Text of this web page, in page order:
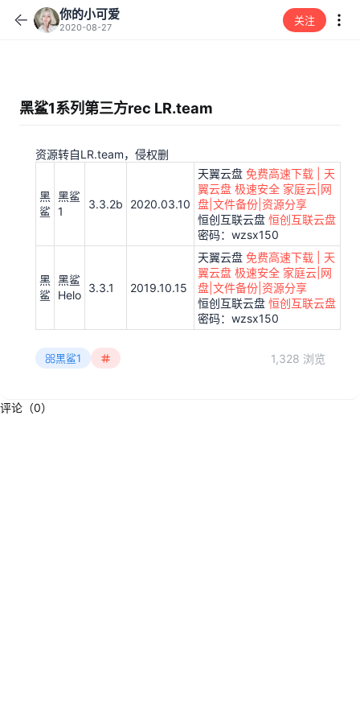
你的小可爱
2020-08-27
关注
黑鲨1系列第三方rec LR.team
资源转自LR.team，侵权删
黑
鲨
黑鲨
1
3.3.2b 2020.03.10
天翼云盘 免费高速下载 | 天
翼云盘 极速安全 家庭云|网
盘|文件备份|资源分享
恒创互联云盘 恒创互联云盘
密码：wzsx150
黑
鲨
黑鲨
Helo
3.3.1 2019.10.15
天翼云盘 免费高速下载 | 天
翼云盘 极速安全 家庭云|网
盘|文件备份|资源分享
恒创互联云盘 恒创互联云盘
密码：wzsx150
黑鲨1 1,328 浏览
评论（0）